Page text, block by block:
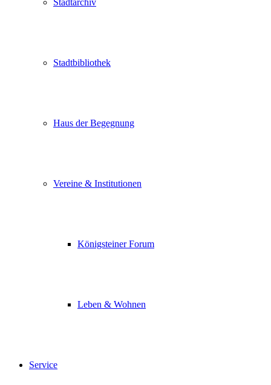
Stadtarchiv
Stadtbibliothek
Haus der Begegnung
Vereine & Institutionen
Königsteiner Forum
Leben & Wohnen
Service